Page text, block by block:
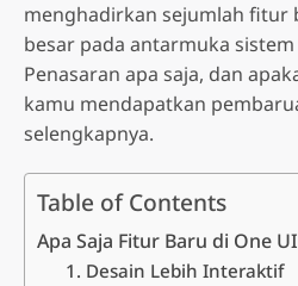
menghadirkan sejumlah fitur
besar pada antarmuka
Penasaran apa saja, dan
kamu mendapatkan
selengkapnya.
Table of Contents
Apa Saja Fitur Baru di One
1. Desain Lebih Interaktif